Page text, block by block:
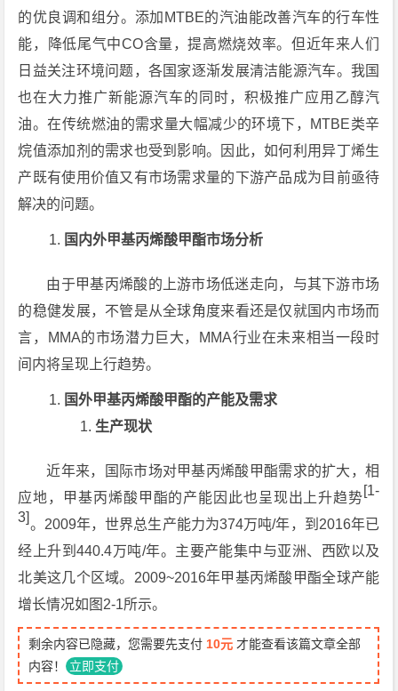
的优良调和组分。添加MTBE的汽油能改善汽车的行车性
能，降低尾气中CO含量，提高燃烧效率。但近年来人们
日益关注环境问题，各国家逐渐发展清洁能源汽车。我国
也在大力推广新能源汽车的同时，积极推广应用乙醇汽
油。在传统燃油的需求量大幅减少的环境下，MTBE类辛
烷值添加剂的需求也受到影响。因此，如何利用异丁烯生
产既有使用价值又有市场需求量的下游产品成为目前亟待
解决的问题。
国内外甲基丙烯酸甲酯市场分析
由于甲基丙烯酸的上游市场低迷走向，与其下游市场
的稳健发展，不管是从全球角度来看还是仅就国内市场而
言，MMA的市场潜力巨大，MMA行业在未来相当一段时
间内将呈现上行趋势。
国外甲基丙烯酸甲酯的产能及需求
生产现状
近年来，国际市场对甲基丙烯酸甲酯需求的扩大，相
应地，甲基丙烯酸甲酯的产能因此也呈现出上升趋势[1-
3]。2009年，世界总生产能力为374万吨/年，到2016年已
经上升到440.4万吨/年。主要产能集中与亚洲、西欧以及
北美这几个区域。2009~2016年甲基丙烯酸甲酯全球产能
增长情况如图2-1所示。
剩余内容已隐藏，您需要先支付 10元 才能查看该篇文章全部
内容！ 立即支付